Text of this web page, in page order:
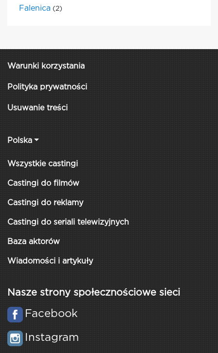
Falenica (2)
Warunki korzystania
Polityka prywatności
Usuwanie treści
Polska
Wszystkie castingi
Castingi do filmów
Castingi do reklamy
Castingi do seriali telewizyjnych
Baza aktorów
Wiadomości i artykuły
Nasze strony społecznościowe sieci
Facebook
Instagram